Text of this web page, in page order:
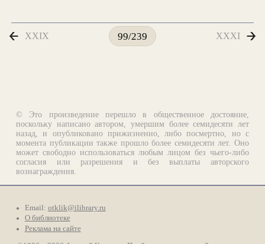
XXIX 99/239 XXXI
© Это произведение перешло в общественное достояние,
поскольку написано автором, умершим более семидесяти лет
назад, и опубликовано прижизненно, либо посмертно, но с
момента публикации также прошло более семидесяти лет. Оно
может свободно использоваться любым лицом без чьего-либо
согласия или разрешения и без выплаты авторского
вознаграждения.
Email: otklik@ilibrary.ru
О библиотеке
Реклама на сайте